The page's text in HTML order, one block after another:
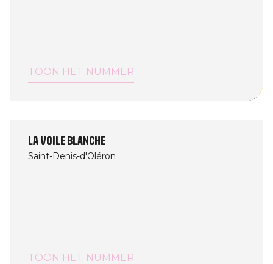
TOON HET NUMMER
La Voile Blanche
Saint-Denis-d'Oléron
TOON HET NUMMER